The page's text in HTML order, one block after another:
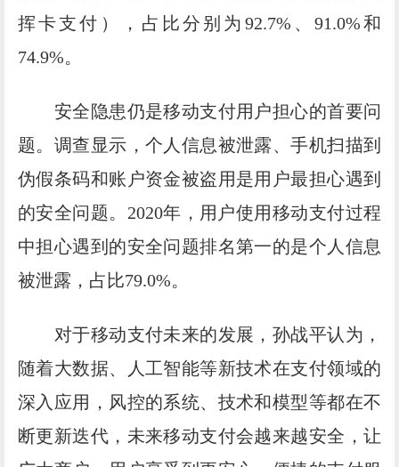
挥卡支付），占比分别为92.7%、91.0%和
74.9%。
安全隐患仍是移动支付用户担心的首要问
题。调查显示，个人信息被泄露、手机扫描到
伪假条码和账户资金被盗用是用户最担心遇到
的安全问题。2020年，用户使用移动支付过程
中担心遇到的安全问题排名第一的是个人信息
被泄露，占比79.0%。
对于移动支付未来的发展，孙战平认为，
随着大数据、人工智能等新技术在支付领域的
深入应用，风控的系统、技术和模型等都在不
断更新迭代，未来移动支付会越来越安全，让